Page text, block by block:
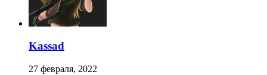
Kassad
27 февраля, 2022